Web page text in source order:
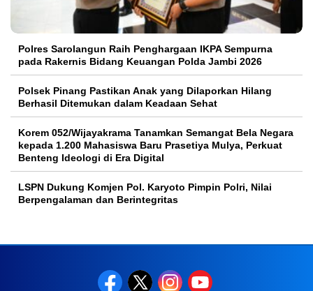
Polres Sarolangun Raih Penghargaan IKPA Sempurna
pada Rakernis Bidang Keuangan Polda Jambi 2026
Polsek Pinang Pastikan Anak yang Dilaporkan Hilang
Berhasil Ditemukan dalam Keadaan Sehat
Korem 052/Wijayakrama Tanamkan Semangat Bela Negara
kepada 1.200 Mahasiswa Baru Prasetiya Mulya, Perkuat
Benteng Ideologi di Era Digital
LSPN Dukung Komjen Pol. Karyoto Pimpin Polri, Nilai
Berpengalaman dan Berintegritas